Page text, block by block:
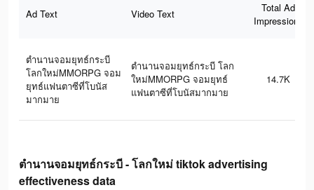
Ad Text Video Text
Total Ad
Impressions
ตำนานจอมยุทธ์กระบี
โลกใหม่MMORPG จอม
ยุทธ์แฟนตาซีที่โบนัส
มากมาย
ตำนานจอมยุทธ์กระบี โลก
ใหม่MMORPG จอมยุทธ์
แฟนตาซีที่โบนัสมากมาย
14.7K
ตำนานจอมยุทธ์กระบี - โลกใหม่ tiktok advertising
effectiveness data